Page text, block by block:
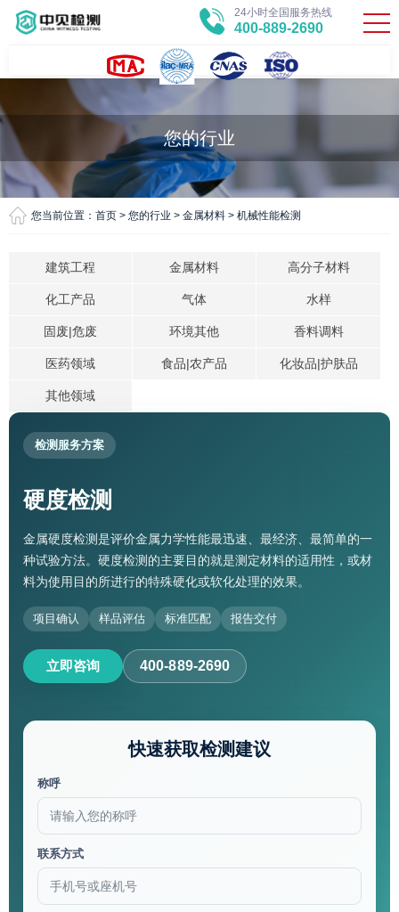
24小时全国服务热线
400-889-2690
您的行业
您当前位置： 首页 > 您的行业 > 金属材料 > 机械性能检测
建筑工程 金属材料 高分子材料
化工产品 气体 水样
固废|危废 环境其他 香料调料
医药领域 食品|农产品 化妆品|护肤品
其他领域
检测服务方案
硬度检测
金属硬度检测是评价金属力学性能最迅速、最经济、最简单的一
种试验方法。硬度检测的主要目的就是测定材料的适用性，或材
料为使用目的所进行的特殊硬化或软化处理的效果。
项目确认 样品评估 标准匹配 报告交付
立即咨询 400-889-2690
快速获取检测建议
称呼
联系方式